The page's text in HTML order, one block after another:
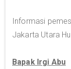
Informasi
Jakarta Utara
Bapak Irgi Abu